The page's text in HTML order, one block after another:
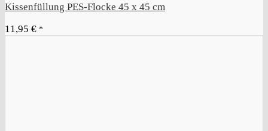
Kissenfüllung PES-Flocke 45 x 45 cm
11,95 € *